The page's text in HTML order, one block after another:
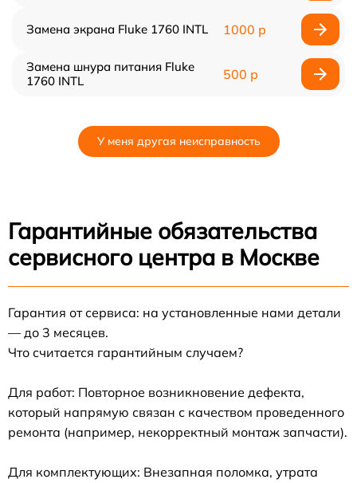
Замена экрана Fluke 1760 INTL 1000 р
Замена шнура питания Fluke
1760 INTL
500 р
У меня другая неисправность
Гарантийные обязательства
сервисного центра в Москве
Гарантия от сервиса: на установленные нами детали
— до 3 месяцев.
Что считается гарантийным случаем?
Для работ: Повторное возникновение дефекта,
который напрямую связан с качеством проведенного
ремонта (например, некорректный монтаж запчасти).
Для комплектующих: Внезапная поломка, утрата